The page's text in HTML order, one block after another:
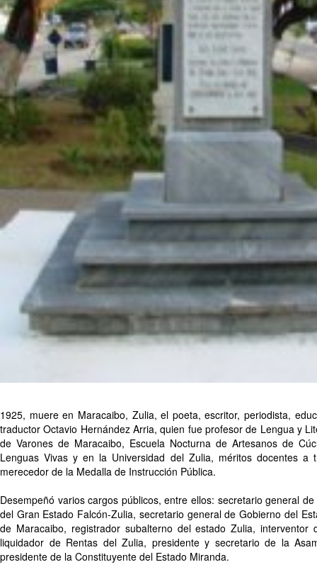
1925, muere en Maracaibo, Zulia, el poeta, escritor, periodista,
traductor Octavio Hernández Arria, quien fue profesor de Lengua y
de Varones de Maracaibo, Escuela Nocturna de Artesanos de
Lenguas Vivas y en la Universidad del Zulia, méritos docentes a
merecedor de la Medalla de Instrucción Pública.
Desempeñó varios cargos públicos, entre ellos: secretario general
del Gran Estado Falcón-Zulia, secretario general de Gobierno del
de Maracaibo, registrador subalterno del estado Zulia, interventor
liquidador de Rentas del Zulia, presidente y secretario de la
presidente de la Constituyente del Estado Miranda.